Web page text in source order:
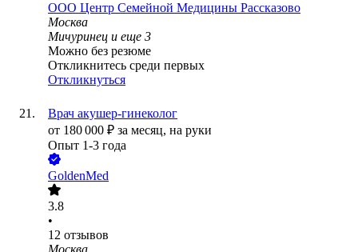
ООО Центр Семейной Медицины Рассказово
Москва
Мичуринец и еще 3
Можно без резюме
Откликнитесь среди первых
Откликнуться
Врач акушер-гинеколог
от 180 000 ₽ за месяц, на руки
Опыт 1-3 года
GoldenMed
3.8
•
12 отзывов